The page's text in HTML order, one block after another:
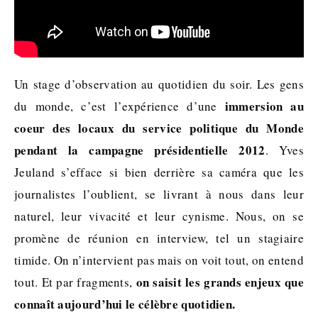
Un stage d’observation au quotidien du soir. Les gens
du monde, c’est l’expérience d’une immersion au
coeur des locaux du service politique du Monde
pendant la campagne présidentielle 2012. Yves
Jeuland s’efface si bien derrière sa caméra que les
journalistes l’oublient, se livrant à nous dans leur
naturel, leur vivacité et leur cynisme. Nous, on se
promène de réunion en interview, tel un stagiaire
timide. On n’intervient pas mais on voit tout, on entend
tout. Et par fragments, on saisit les grands enjeux que
connaît aujourd’hui le célèbre quotidien.